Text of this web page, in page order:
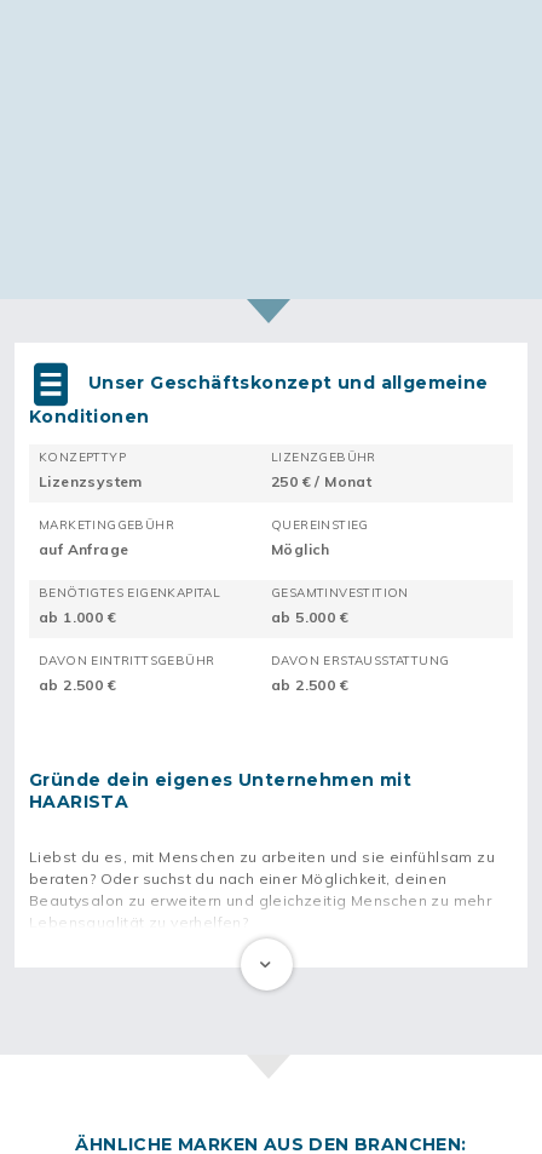
Unser Geschäftskonzept und allgemeine
Konditionen
KONZEPTTYP
Lizenzsystem
LIZENZGEBÜHR
250 € / Monat
MARKETINGGEBÜHR
auf Anfrage
QUEREINSTIEG
Möglich
BENÖTIGTES EIGENKAPITAL
ab 1.000 €
GESAMTINVESTITION
ab 5.000 €
DAVON EINTRITTSGEBÜHR
ab 2.500 €
DAVON ERSTAUSSTATTUNG
ab 2.500 €
Gründe dein eigenes Unternehmen mit
HAARISTA
Liebst du es, mit Menschen zu arbeiten und sie einfühlsam zu
beraten? Oder suchst du nach einer Möglichkeit, deinen
Beautysalon zu erweitern und gleichzeitig Menschen zu mehr
Lebensqualität zu verhelfen?
Wenn du darüber nachdenkst, dein eigenes Unternehmen zu
gründen und gleichzeitig ein starkes Netzwerk hinter dir zu
individuellen Maßanfertigungen. Mit den drei Linien Basic,
ÄHNLICHE MARKEN AUS DEN BRANCHEN: